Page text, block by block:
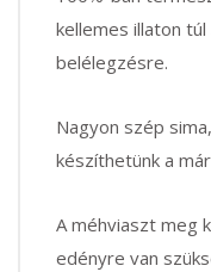
kellemes illaton
belélegzésre.
Nagyon szép
készíthetünk a
A méhviaszt meg
edényre van